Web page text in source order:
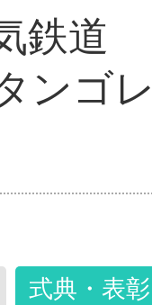
鉄道
ゴ
式典・表彰